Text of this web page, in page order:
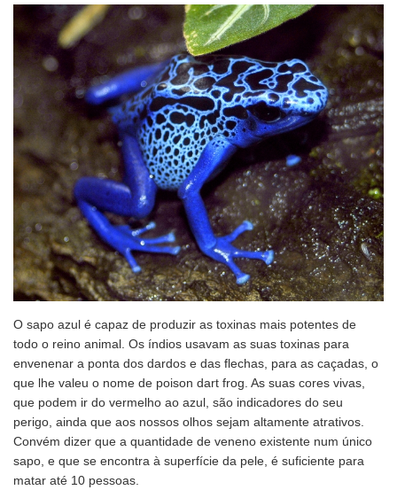
O sapo azul é capaz de produzir as toxinas mais potentes de
todo o reino animal. Os índios usavam as suas toxinas para
envenenar a ponta dos dardos e das flechas, para as caçadas, o
que lhe valeu o nome de poison dart frog. As suas cores vivas,
que podem ir do vermelho ao azul, são indicadores do seu
perigo, ainda que aos nossos olhos sejam altamente atrativos.
Convém dizer que a quantidade de veneno existente num único
sapo, e que se encontra à superfície da pele, é suficiente para
matar até 10 pessoas.